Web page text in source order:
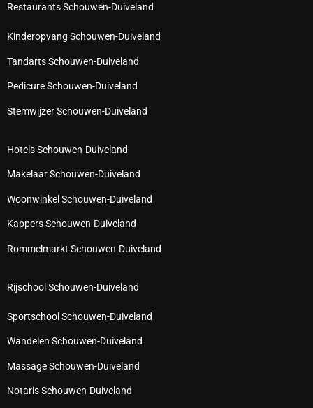
Restaurants Schouwen-Duiveland
Kinderopvang Schouwen-Duiveland
Tandarts Schouwen-Duiveland
Pedicure Schouwen-Duiveland
Stemwijzer Schouwen-Duiveland
Hotels Schouwen-Duiveland
Makelaar Schouwen-Duiveland
Woonwinkel Schouwen-Duiveland
Kappers Schouwen-Duiveland
Rommelmarkt Schouwen-Duiveland
Rijschool Schouwen-Duiveland
Sportschool Schouwen-Duiveland
Wandelen Schouwen-Duiveland
Massage Schouwen-Duiveland
Notaris Schouwen-Duiveland